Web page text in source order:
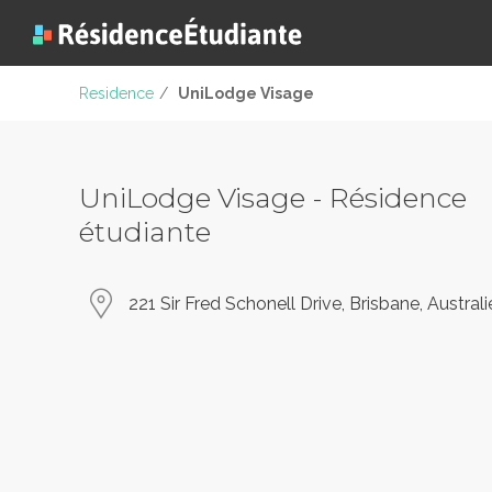
Residence / UniLodge Visage
UniLodge Visage - Résidence
étudiante
221 Sir Fred Schonell Drive, Brisbane,